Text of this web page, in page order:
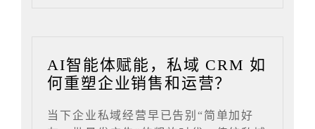
AI智能体赋能，私域 CRM 如
何重塑企业销售和运营？
当下企业私域经营早已告别“简单加好